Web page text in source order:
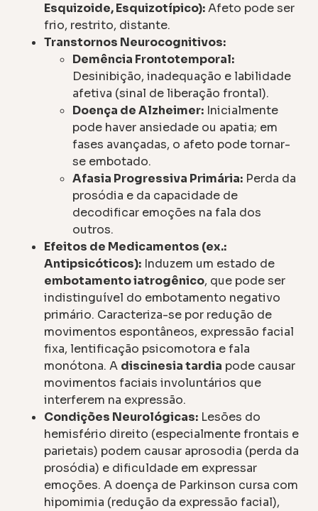
Esquizoide, Esquizotípico):Afeto pode ser
frio, restrito, distante.
Transtornos Neurocognitivos:
Demência Frontotemporal:
Desinibição, inadequação e labilidade
afetiva (sinal de liberação frontal).
Doença de Alzheimer: Inicialmente
pode haver ansiedade ou apatia; em
fases avançadas, o afeto pode tornar-
se embotado.
Afasia Progressiva Primária: Perda da
prosódia e da capacidade de
decodificar emoções na fala dos
outros.
Efeitos de Medicamentos (ex.:
Antipsicóticos): Induzem um estado de
embotamento iatrogênico, que pode ser
indistinguível do embotamento negativo
primário. Caracteriza-se por redução de
movimentos espontâneos, expressão facial
fixa, lentificação psicomotora e fala
monótona. A discinesia tardia pode causar
movimentos faciais involuntários que
interferem na expressão.
Condições Neurológicas: Lesões do
hemisfério direito (especialmente frontais e
parietais) podem causar aprosodia (perda da
prosódia) e dificuldade em expressar
emoções. A doença de Parkinson cursa com
hipomimia (redução da expressão facial),